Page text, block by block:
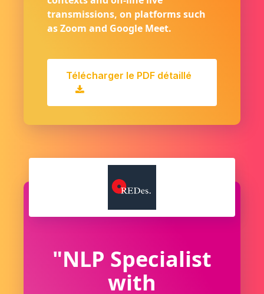
transmissions, on platforms such
as Zoom and Google Meet.
Télécharger le PDF détaillé
"NLP Specialist
with